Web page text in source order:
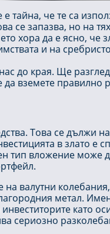
тайна, че те са
се запазва, но на
хора да е ясно, че
и на
до края. Ще
да вземете правилно
Това се дължи
в злато е
тип вложение може
валутни колебания,
метал.
като
сериозно